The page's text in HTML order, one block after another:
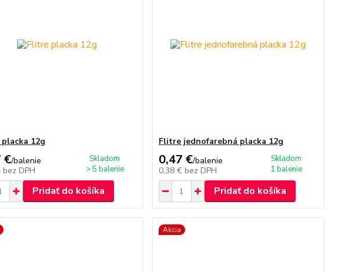
12g
€/balenie
bez DPH
Skladom
> 5 balenie
Pridať do košíka
Flitre jednofarebná placka 12g
0,47 €/balenie
0,38 € bez DPH
Skladom
1 balenie
Pridať do košíka
Akcia